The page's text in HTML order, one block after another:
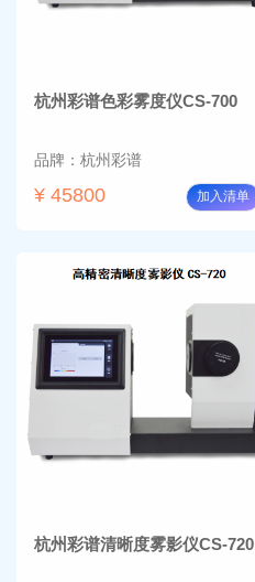
杭州彩谱色彩雾度仪CS-700
品牌：杭州彩谱
¥ 45800 加入清单
杭州彩谱清晰度雾影仪CS-720